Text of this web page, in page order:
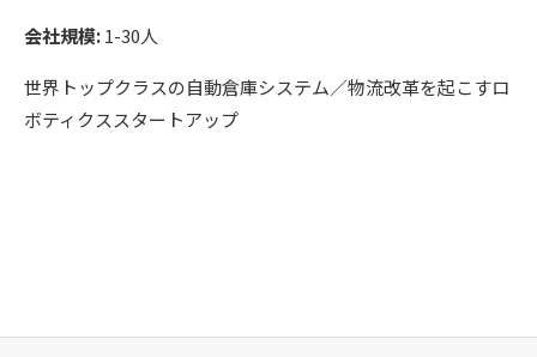
会社規模:1-30人
世界トップクラスの自動倉庫システム／物流改革を起こすロ
ボティクススタートアップ